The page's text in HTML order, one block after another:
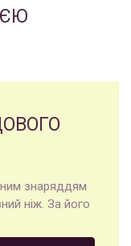
знаряддям
ніж. За його